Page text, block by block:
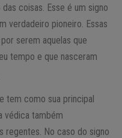
coisas. Esse é um signo
verdadeiro pioneiro. Essas
serem aquelas que
tempo e que nasceram
tem como sua principal
védica também
regentes. No caso do signo